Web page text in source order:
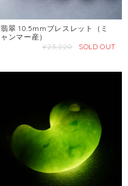
翡翠 10.5mmブレスレット（ミ
ャンマー産）
¥23,220
SOLD OUT